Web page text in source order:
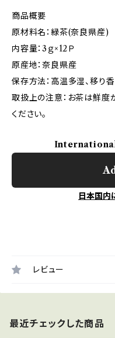
商品概要
原材料名：緑茶(奈良県産)
内容量：3ｇ×12Ｐ
原産地：奈良県産
保存方法：高温多湿、移り
取扱上の注意：お茶は鮮度
ください。
日本国内
レビュー
最近チェックした商品